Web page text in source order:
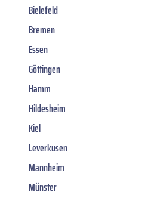
Bielefeld
Bremen
Essen
Göttingen
Hamm
Hildesheim
Kiel
Leverkusen
Mannheim
Münster